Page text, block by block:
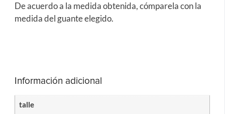
De acuerdo a la medida obtenida, cómparela con la
medida del guante elegido.
Información adicional
talle